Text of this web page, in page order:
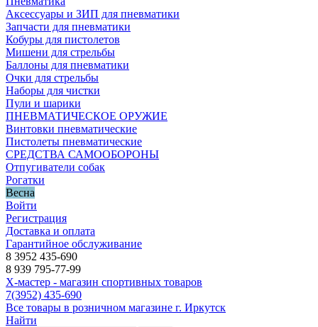
Аксессуары и ЗИП для пневматики
Запчасти для пневматики
Кобуры для пистолетов
Мишени для стрельбы
Баллоны для пневматики
Очки для стрельбы
Наборы для чистки
Пули и шарики
ПНЕВМАТИЧЕСКОЕ ОРУЖИЕ
Винтовки пневматические
Пистолеты пневматические
СРЕДСТВА САМООБОРОНЫ
Отпугиватели собак
Рогатки
Весна
Войти
Регистрация
Доставка и оплата
Гарантийное обслуживание
8 3952 435-690
8 939 795-77-99
Х-мастер - магазин спортивных товаров
7(3952) 435-690
Все товары в розничном магазине г. Иркутск
Найти